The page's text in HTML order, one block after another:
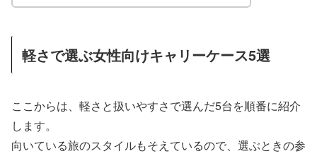
軽さで選ぶ女性向けキャリーケース5選
ここからは、軽さと扱いやすさで選んだ5台を順番に紹介
します。
向いている旅のスタイルもそえているので、選ぶときの参